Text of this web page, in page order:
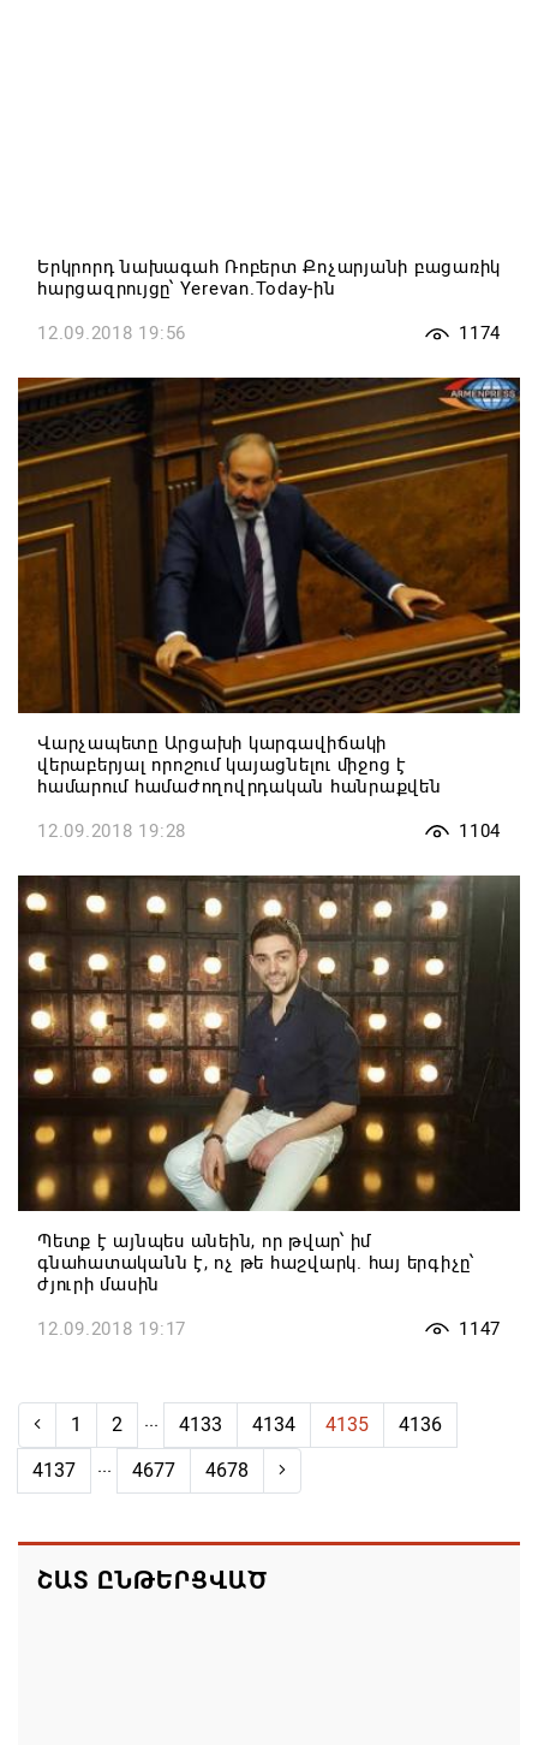
Երկրորդ նախագահ Ռոբերտ Քոչարյանի բացառիկ
հարցազրույցը՝ Yerevan.Today-ին
12.09.2018 19:56 1174
Վարչապետը Արցախի կարգավիճակի
վերաբերյալ որոշում կայացնելու միջոց է
համարում համաժողովրդական հանրաքվեն
12.09.2018 19:28 1104
Պետք է այնպես անեին, որ թվար՝ իմ
գնահատականն է, ոչ թե հաշվարկ. հայ երգիչը՝
ժյուրի մասին
12.09.2018 19:17 1147
1 2 ... 4133 4134 4135
4136
4137
... 4677 4678
ՇԱՏ ԸՆԹԵՐՑՎԱԾ